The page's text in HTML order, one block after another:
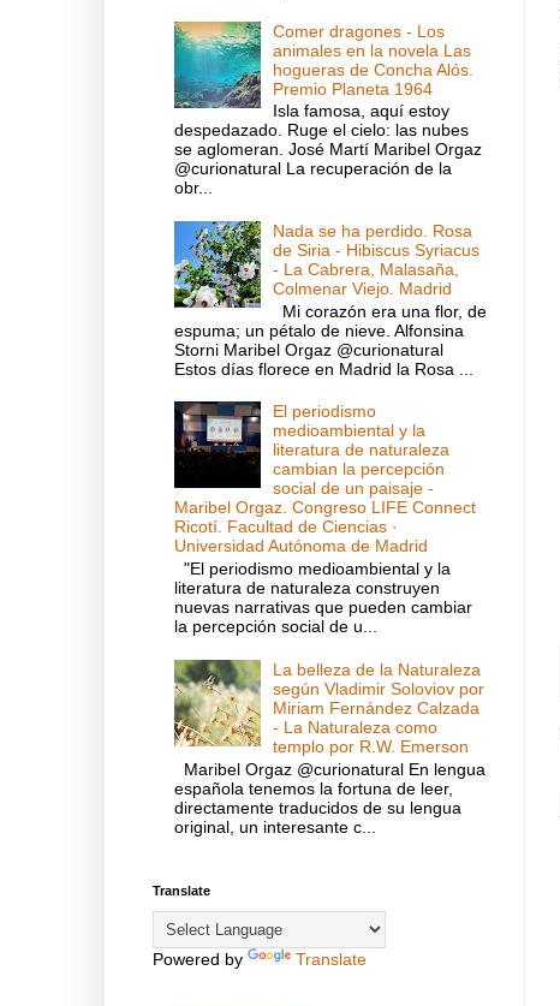
Comer dragones - Los
animales en la novela Las
hogueras de Concha Alós.
Premio Planeta 1964
Isla famosa, aquí estoy
despedazado. Ruge el cielo: las nubes
se aglomeran. José Martí Maribel Orgaz
@curionatural La recuperación de la
obr...
Nada se ha perdido. Rosa
de Siria - Hibiscus Syriacus
- La Cabrera, Malasaña,
Colmenar Viejo. Madrid
Mi corazón era una flor, de
espuma; un pétalo de nieve. Alfonsina
Storni Maribel Orgaz @curionatural
Estos días florece en Madrid la Rosa ...
El periodismo
medioambiental y la
literatura de naturaleza
cambian la percepción
social de un paisaje -
Maribel Orgaz. Congreso LIFE Connect
Ricotí. Facultad de Ciencias ·
Universidad Autónoma de Madrid
"El periodismo medioambiental y la
literatura de naturaleza construyen
nuevas narrativas que pueden cambiar
la percepción social de u...
La belleza de la Naturaleza
según Vladimir Soloviov por
Miriam Fernández Calzada
- La Naturaleza como
templo por R.W. Emerson
Maribel Orgaz @curionatural En lengua
española tenemos la fortuna de leer,
directamente traducidos de su lengua
original, un interesante c...
Translate
Powered by Translate